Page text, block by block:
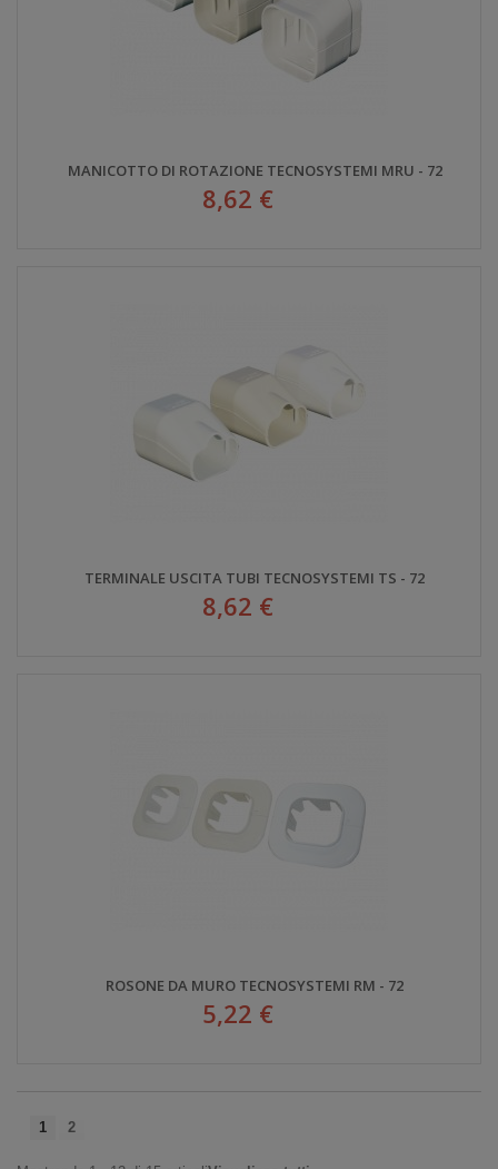
MANICOTTO DI ROTAZIONE TECNOSYSTEMI MRU - 72
8,62 €
TERMINALE USCITA TUBI TECNOSYSTEMI TS - 72
8,62 €
ROSONE DA MURO TECNOSYSTEMI RM - 72
5,22 €
1 2